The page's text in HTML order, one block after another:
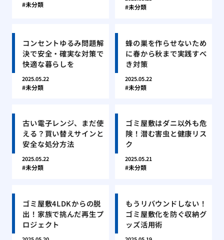
未分類 未分類
コンセントゆるみ問題解
決で安全・確実な対策で
快適な暮らしを
2025.05.22
未分類
蜂の巣を作らせないため
に春から秋まで実践すべ
き対策
2025.05.22
未分類
古い電子レンジ、まだ使
える？買い替えサインと
安全な処分方法
2025.05.22
未分類
ゴミ屋敷はダニ以外も危
険！潜む害虫と健康リス
ク
2025.05.21
未分類
ゴミ屋敷4LDKからの脱
出！家族で挑んだ再生プ
ロジェクト
もうリバウンドしない！
ゴミ屋敷化を防ぐ収納グ
ッズ活用術